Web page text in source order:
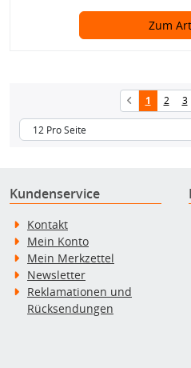
Zum
1 2 3
Kundenservice
Kontakt
Mein Konto
Mein Merkzettel
Newsletter
Reklamationen und
Rücksendungen